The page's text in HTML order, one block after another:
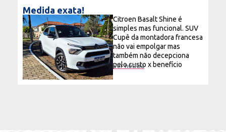
Medida exata!
Citroen Basalt Shine é
simples mas funcional. SUV
Cupê da montadora francesa
não vai empolgar mas
também não decepciona
pelo custo x benefício
Ver notícia